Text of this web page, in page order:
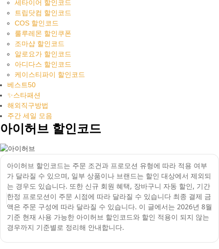
세타이어 할인코드
트립닷컴 할인코드
COS 할인코드
룰루레몬 할인쿠폰
조마샵 할인코드
알로요가 할인코드
아디다스 할인코드
케이스티파이 할인코드
베스트50
✨스타패션
해외직구방법
주간 세일 모음
아이허브 할인코드
아이허브 할인코드는 주문 조건과 프로모션 유형에 따라 적용 여부
가 달라질 수 있으며, 일부 상품이나 브랜드는 할인 대상에서 제외되
는 경우도 있습니다. 또한 신규 회원 혜택, 장바구니 자동 할인, 기간
한정 프로모션이 주문 시점에 따라 달라질 수 있습니다 최종 결제 금
액은 주문 구성에 따라 달라질 수 있습니다. 이 글에서는 2026년 8월
기준 현재 사용 가능한 아이허브 할인코드와 할인 적용이 되지 않는
경우까지 기준별로 정리해 안내합니다.